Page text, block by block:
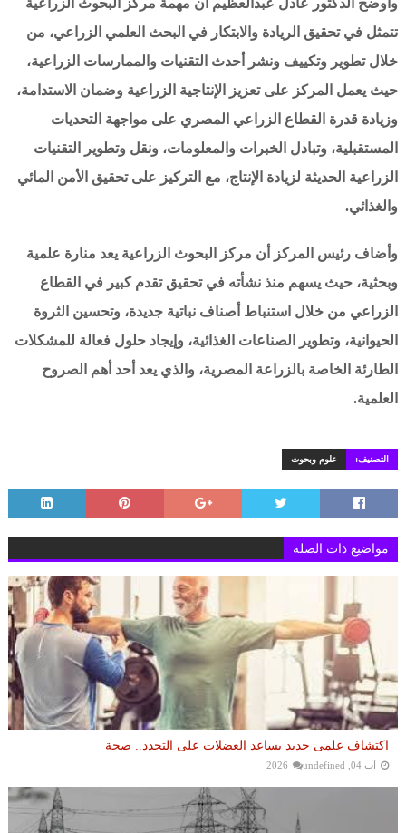
وأوضح الدكتور عادل عبدالعظيم أن مهمة مركز البحوث الزراعية
تتمثل في تحقيق الريادة والابتكار في البحث العلمي الزراعي، من
خلال تطوير وتكييف ونشر أحدث التقنيات والممارسات الزراعية،
حيث يعمل المركز على تعزيز الإنتاجية الزراعية وضمان الاستدامة،
وزيادة قدرة القطاع الزراعي المصري على مواجهة التحديات
المستقبلية، وتبادل الخبرات والمعلومات، ونقل وتطوير التقنيات
الزراعية الحديثة لزيادة الإنتاج، مع التركيز على تحقيق الأمن المائي
والغذائي.
وأضاف رئيس المركز أن مركز البحوث الزراعية يعد منارة علمية
وبحثية، حيث يسهم منذ نشأته في تحقيق تقدم كبير في القطاع
الزراعي من خلال استنباط أصناف نباتية جديدة، وتحسين الثروة
الحيوانية، وتطوير الصناعات الغذائية، وإيجاد حلول فعالة للمشكلات
الطارئة الخاصة بالزراعة المصرية، والذي يعد أحد أهم الصروح
العلمية.
التصنيف: علوم وبحوث
مواضيع ذات الصلة
اكتشاف علمى جديد يساعد العضلات على التجدد.. صحة
آب 04, 2026 undefined